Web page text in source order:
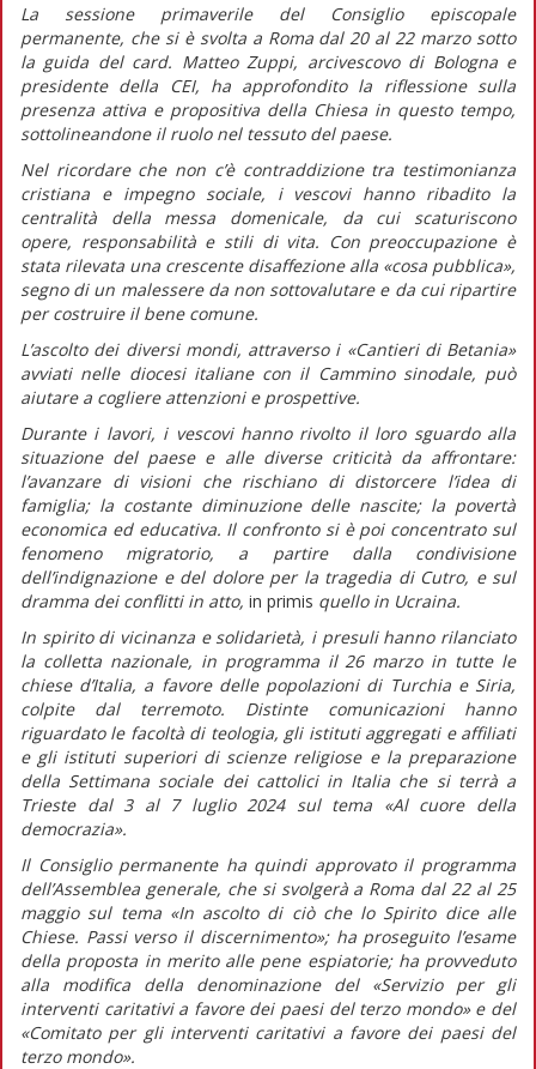
La sessione primaverile del Consiglio episcopale
permanente, che si è svolta a Roma dal 20 al 22 marzo sotto
la guida del card. Matteo Zuppi, arcivescovo di Bologna e
presidente della CEI, ha approfondito la riflessione sulla
presenza attiva e propositiva della Chiesa in questo tempo,
sottolineandone il ruolo nel tessuto del paese.
Nel ricordare che non c’è contraddizione tra testimonianza
cristiana e impegno sociale, i vescovi hanno ribadito la
centralità della messa domenicale, da cui scaturiscono
opere, responsabilità e stili di vita. Con preoccupazione è
stata rilevata una crescente disaffezione alla «cosa pubblica»,
segno di un malessere da non sottovalutare e da cui ripartire
per costruire il bene comune.
L’ascolto dei diversi mondi, attraverso i «Cantieri di Betania»
avviati nelle diocesi italiane con il Cammino sinodale, può
aiutare a cogliere attenzioni e prospettive.
Durante i lavori, i vescovi hanno rivolto il loro sguardo alla
situazione del paese e alle diverse criticità da affrontare:
l’avanzare di visioni che rischiano di distorcere l’idea di
famiglia; la costante diminuzione delle nascite; la povertà
economica ed educativa. Il confronto si è poi concentrato sul
fenomeno migratorio, a partire dalla condivisione
dell’indignazione e del dolore per la tragedia di Cutro, e sul
dramma dei conflitti in atto, in primis quello in Ucraina.
In spirito di vicinanza e solidarietà, i presuli hanno rilanciato
la colletta nazionale, in programma il 26 marzo in tutte le
chiese d’Italia, a favore delle popolazioni di Turchia e Siria,
colpite dal terremoto. Distinte comunicazioni hanno
riguardato le facoltà di teologia, gli istituti aggregati e affiliati
e gli istituti superiori di scienze religiose e la preparazione
della Settimana sociale dei cattolici in Italia che si terrà a
Trieste dal 3 al 7 luglio 2024 sul tema «Al cuore della
democrazia».
Il Consiglio permanente ha quindi approvato il programma
dell’Assemblea generale, che si svolgerà a Roma dal 22 al 25
maggio sul tema «In ascolto di ciò che lo Spirito dice alle
Chiese. Passi verso il discernimento»; ha proseguito l’esame
della proposta in merito alle pene espiatorie; ha provveduto
alla modifica della denominazione del «Servizio per gli
interventi caritativi a favore dei paesi del terzo mondo» e del
«Comitato per gli interventi caritativi a favore dei paesi del
terzo mondo».